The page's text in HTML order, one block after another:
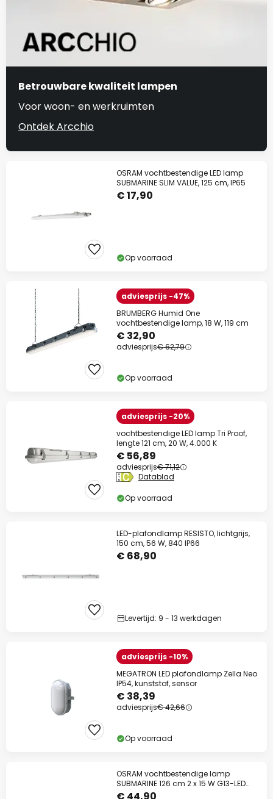
Betrouwbare kwaliteit lampen
Voor woon- en werkruimten
Ontdek Arcchio
OSRAM vochtbestendige LED lamp
SUBMARINE SLIM VALUE, 125 cm, IP65
€ 17,90
Op voorraad
adviesprijs -47%
BRUMBERG Humid One
vochtbestendige lamp, 18 W, 119 cm
€ 32,90
adviesprijs€ 62,79
Op voorraad
adviesprijs -20%
vochtbestendige LED lamp Tri Proof,
lengte 121 cm, 20 W, 4.000 K
€ 56,89
adviesprijs€ 71,12
Datablad
Op voorraad
LED-plafondlamp RESISTO, lichtgrijs,
150 cm, 56 W, 840 IP66
€ 68,90
Levertijd: 9 - 13 werkdagen
adviesprijs -10%
MEGATRON LED plafondlamp Zella Neo
IP54, kunststof, sensor
€ 38,39
adviesprijs€ 42,66
Op voorraad
OSRAM vochtbestendige lamp
SUBMARINE 126 cm 2 x 15 W G13-LED
IP65